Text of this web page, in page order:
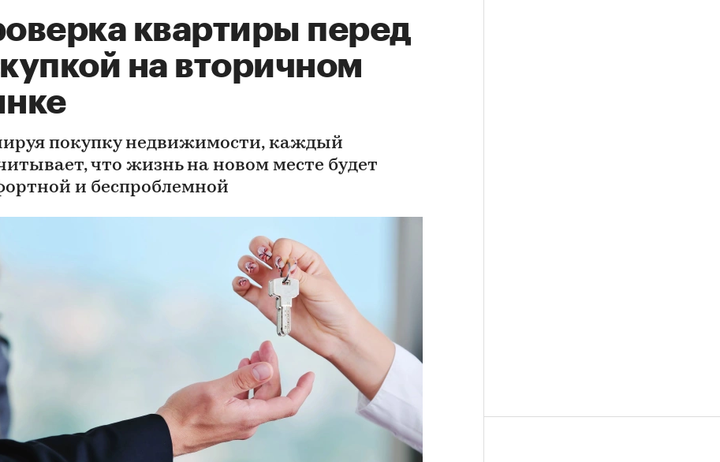
квартиры перед
на вторичном
покупку недвижимости, каждый
что жизнь на новом месте будет
и беспроблемной